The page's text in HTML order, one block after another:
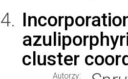
cluster
Autorzy: